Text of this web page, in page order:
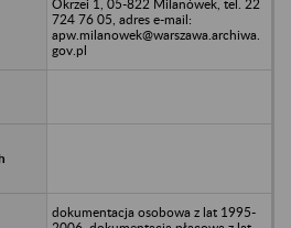
Okrzei 1, 05-822 Milanówek, tel. 22
724 76 05, adres e-mail:
apw.milanowek@warszawa.archiwa.
gov.pl
dokumentacja osobowa z lat 1995-